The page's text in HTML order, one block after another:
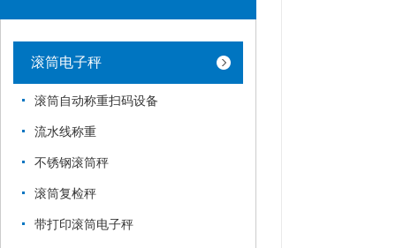
滚筒电子秤
滚筒自动称重扫码设备
流水线称重
不锈钢滚筒秤
滚筒复检秤
带打印滚筒电子秤